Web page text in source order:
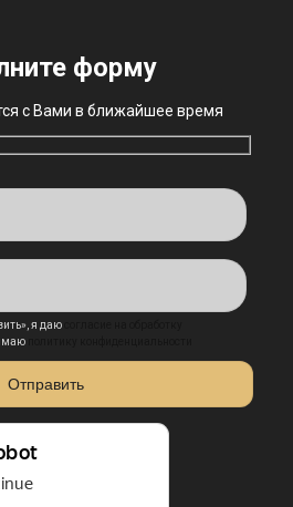
форму
с Вами в ближайшее время
я даю